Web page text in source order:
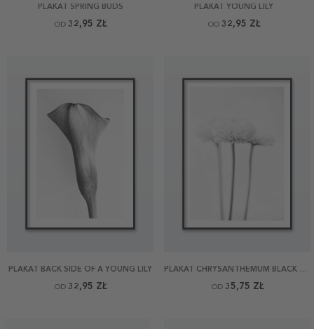
PLAKAT SPRING BUDS
OD 32,95 ZŁ
PLAKAT YOUNG LILY
OD 32,95 ZŁ
PLAKAT BACK SIDE OF A YOUNG LILY
OD 32,95 ZŁ
PLAKAT CHRYSANTHEMUM BLACK AND WHITE
OD 35,75 ZŁ